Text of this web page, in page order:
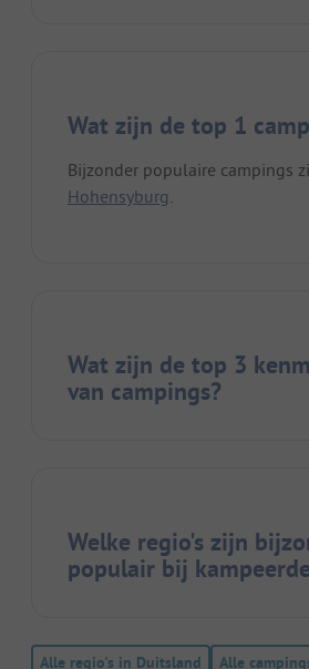
Wat zijn de top 1
Bijzonder populaire campings
Hohensyburg
Wat zijn de top 3
van campings?
Welke regio's zijn
populair bij
Alle regio's in Duitsland
Alle